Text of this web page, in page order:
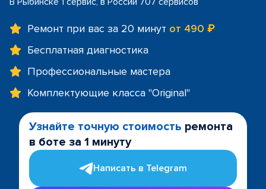
Ремонт при вас за 20 минут от 490 ₽
Бесплатная диагностика
Профессиональные мастера
Комплектующие класса "Original"
Узнайте точную стоимость ремонта
в боте за 1 минуту
Написать в Telegram